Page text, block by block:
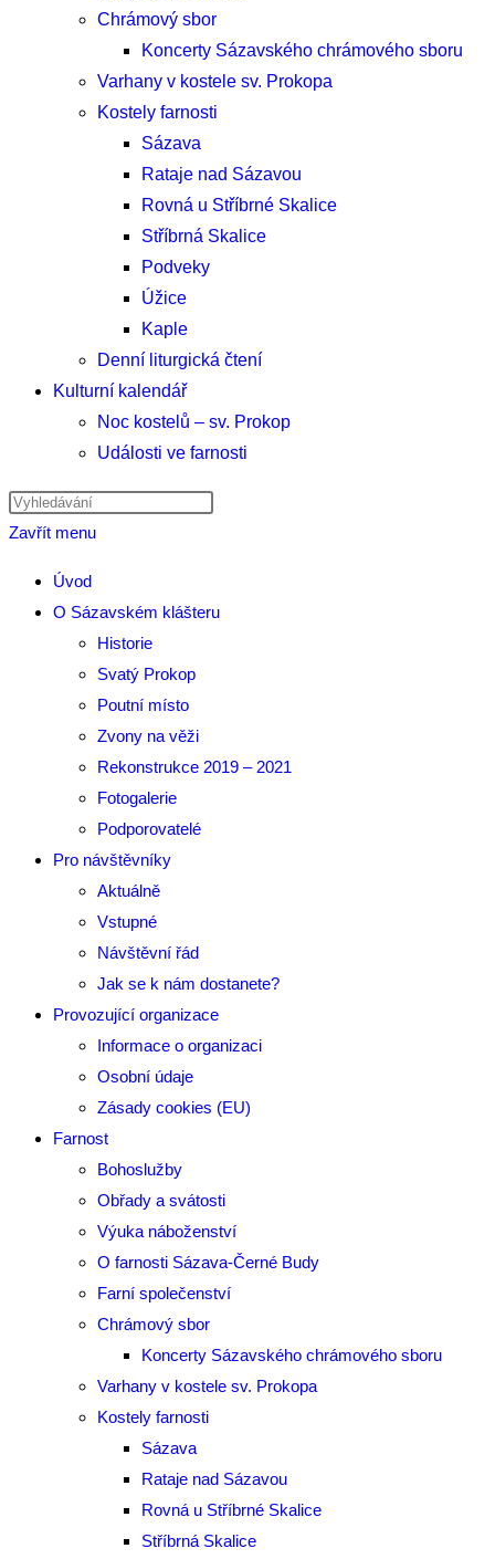
Chrámový sbor
Koncerty Sázavského chrámového sboru
Varhany v kostele sv. Prokopa
Kostely farnosti
Sázava
Rataje nad Sázavou
Rovná u Stříbrné Skalice
Stříbrná Skalice
Podveky
Úžice
Kaple
Denní liturgická čtení
Kulturní kalendář
Noc kostelů – sv. Prokop
Události ve farnosti
Hledat
na
Zavřít menu
Úvod
O Sázavském klášteru
Historie
Svatý Prokop
Poutní místo
Zvony na věži
Rekonstrukce 2019 – 2021
Fotogalerie
Podporovatelé
Pro návštěvníky
Aktuálně
Vstupné
Návštěvní řád
Jak se k nám dostanete?
Provozující organizace
Informace o organizaci
Osobní údaje
Zásady cookies (EU)
Farnost
Bohoslužby
Obřady a svátosti
Výuka náboženství
O farnosti Sázava-Černé Budy
Farní společenství
Chrámový sbor
Koncerty Sázavského chrámového sboru
Varhany v kostele sv. Prokopa
Kostely farnosti
Sázava
Rataje nad Sázavou
Rovná u Stříbrné Skalice
Stříbrná Skalice